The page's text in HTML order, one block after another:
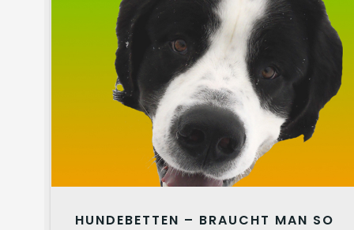
HUNDEBETTEN – BRAUCHT MAN SO